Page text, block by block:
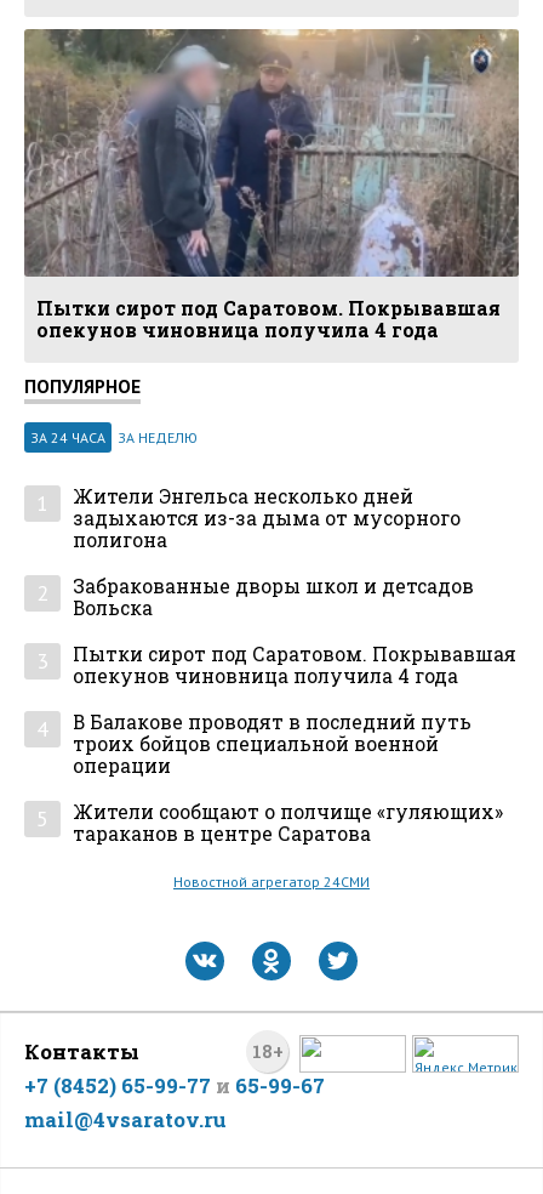
Пытки сирот под Саратовом. Покрывавшая
опекунов чиновница получила 4 года
ПОПУЛЯРНОЕ
ЗА 24 ЧАСА ЗА НЕДЕЛЮ
1
Жители Энгельса несколько дней
задыхаются из-за дыма от мусорного
полигона
2
Забракованные дворы школ и детсадов
Вольска
3
Пытки сирот под Саратовом. Покрывавшая
опекунов чиновница получила 4 года
4
В Балакове проводят в последний путь
троих бойцов специальной военной
операции
5
Жители сообщают о полчище «гуляющих»
тараканов в центре Саратова
Новостной агрегатор 24СМИ
18+
Контакты
+7 (8452) 65-99-77 и 65-99-67
mail@4vsaratov.ru